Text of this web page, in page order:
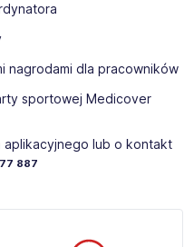
nagrodami dla pracowników
sportowej Medicover
aplikacyjnego lub o kontakt
887